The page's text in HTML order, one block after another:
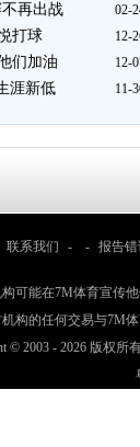
再出战 02-
打球 12-
们加油 12-
涯新低 11-
联系我们 - - 报告
可能在7M体育宣传
构的任何交易与7M
© 2003 - 2026 版权所